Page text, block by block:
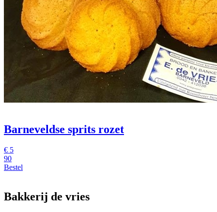
Barneveldse sprits rozet
€ 5
90
Bestel
Bakkerij de vries